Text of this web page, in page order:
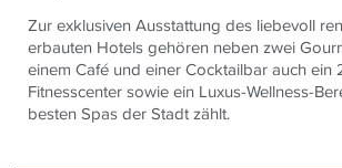
Zur exklusiven Ausstattung des liebevoll
erbauten Hotels gehören neben zwei
einem Café und einer Cocktailbar auch ein
Fitnesscenter sowie ein Luxus-Wellness-
besten Spas der Stadt zählt.